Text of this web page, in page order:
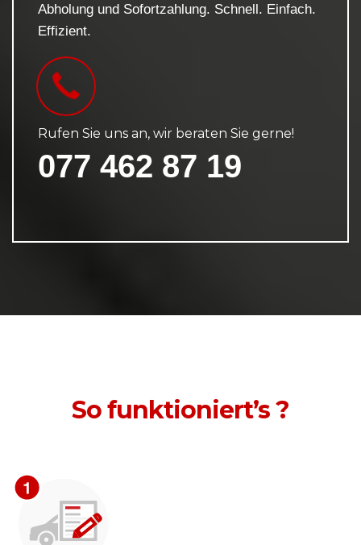
Abholung und Sofortzahlung. Schnell. Einfach.
Effizient.
Rufen Sie uns an, wir beraten Sie gerne!
077 462 87 19
So funktioniert’s ?